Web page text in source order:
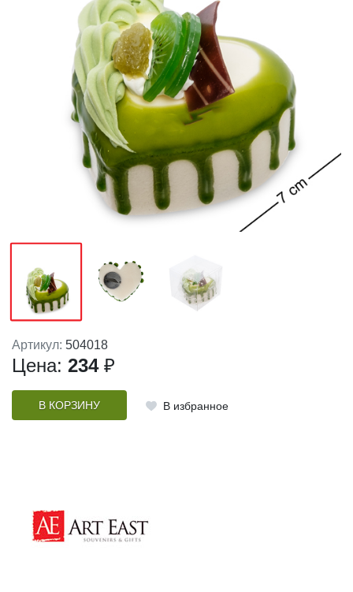
Артикул: 504018
Цена: 234 ₽
В КОРЗИНУ В избранное